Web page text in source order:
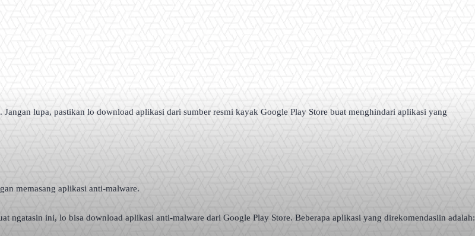
lupa, pastikan lo download aplikasi dari sumber resmi kayak Google Play Store buat menghindari aplikasi yang
memasang aplikasi anti-malware.
ngatasin ini, lo bisa download aplikasi anti-malware dari Google Play Store. Beberapa aplikasi yang direkomendasiin adalah: